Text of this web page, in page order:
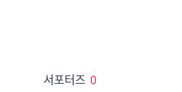
서포터즈 0